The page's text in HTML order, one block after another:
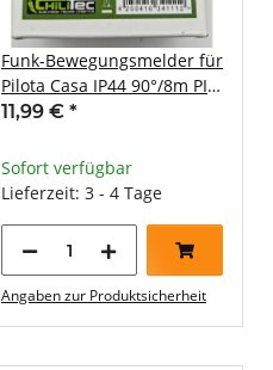
Funk-Bewegungsmelder für
Pilota Casa IP44 90°/8m PIR
Aufputz weiß
11,99 € *
Sofort verfügbar
Lieferzeit: 3 - 4 Tage
Angaben zur Produktsicherheit